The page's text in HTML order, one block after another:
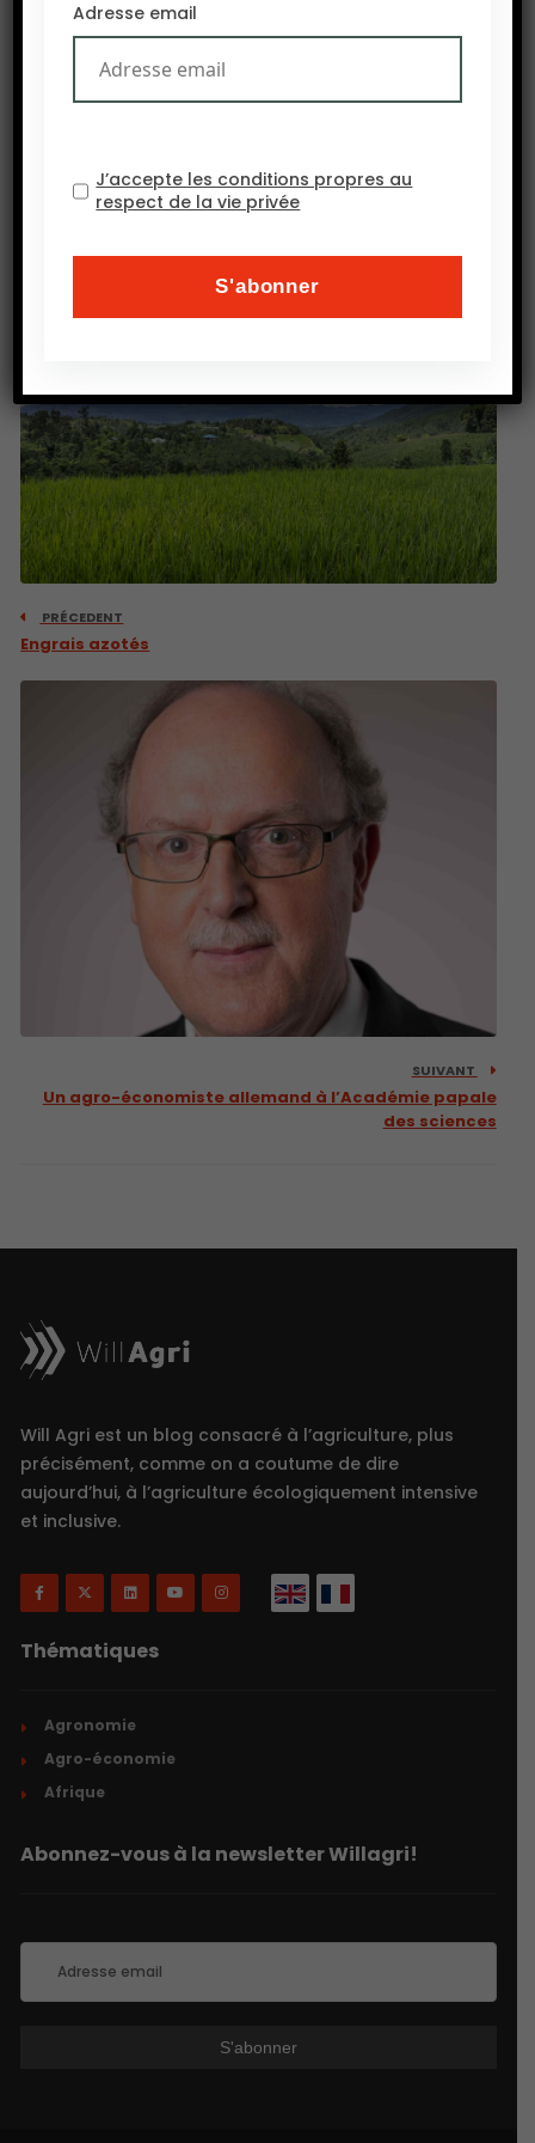
Batista Lima, ancien conseiller et ami du
président brésilien Michel Temer. Le mouvement
veut une réforme qui redistribue les terres pour
favoriser l’agriculture familiale au détriment de
se poursuivront. (Source Socopag)
PRÉCEDENT
Engrais azotés
SUIVANT
Un agro-économiste allemand à l’Académie papale
des sciences
Will Agri est un blog consacré à l’agriculture, plus
précisément, comme on a coutume de dire
aujourd’hui, à l’agriculture écologiquement intensive
et inclusive.
Thématiques
Agronomie
Agro-économie
Afrique
Abonnez-vous à la newsletter Willagri!
Adresse email
J’accepte les conditions propres au
respect de la vie privée